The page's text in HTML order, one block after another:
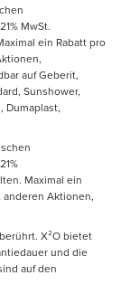
MwSt.
ein Rabatt pro
auf Geberit,
Sunshower,
Dumaplast,
Maximal ein
Aktionen,
X²O bietet
und die
auf den